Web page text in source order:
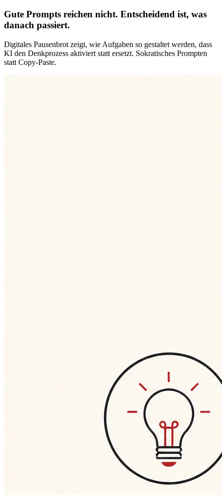
Gute Prompts reichen nicht. Entscheidend ist, was
danach passiert.
Digitales Pausenbrot zeigt, wie Aufgaben so gestaltet werden, dass
KI den Denkprozess aktiviert statt ersetzt. Sokratisches Prompten
statt Copy-Paste.